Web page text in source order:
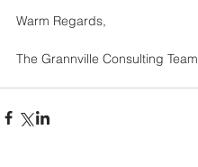
Warm Regards,
The Grannville Consulting Team